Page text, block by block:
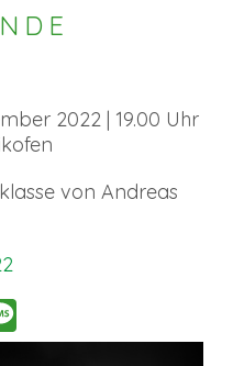
2022 | 19.00 Uhr
von Andreas